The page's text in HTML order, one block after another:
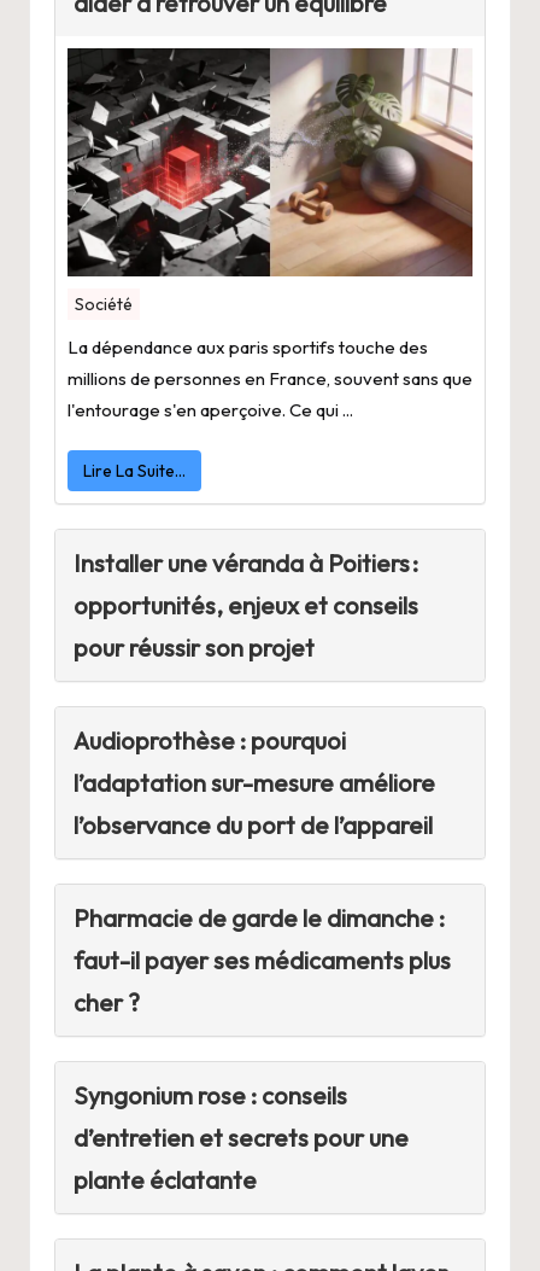
Société
La dépendance aux paris sportifs touche des
millions de personnes en France, souvent sans que
l'entourage s'en aperçoive. Ce qui ...
Lire La Suite…
Installer une véranda à Poitiers :
opportunités, enjeux et conseils
pour réussir son projet
Audioprothèse : pourquoi
l’adaptation sur-mesure améliore
l’observance du port de l’appareil
Pharmacie de garde le dimanche :
faut-il payer ses médicaments plus
cher ?
Syngonium rose : conseils
d’entretien et secrets pour une
plante éclatante